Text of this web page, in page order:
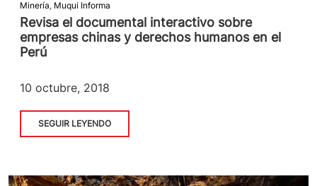
Minería, Muqui Informa
Revisa el documental interactivo sobre
empresas chinas y derechos humanos en el
Perú
10 octubre, 2018
SEGUIR LEYENDO